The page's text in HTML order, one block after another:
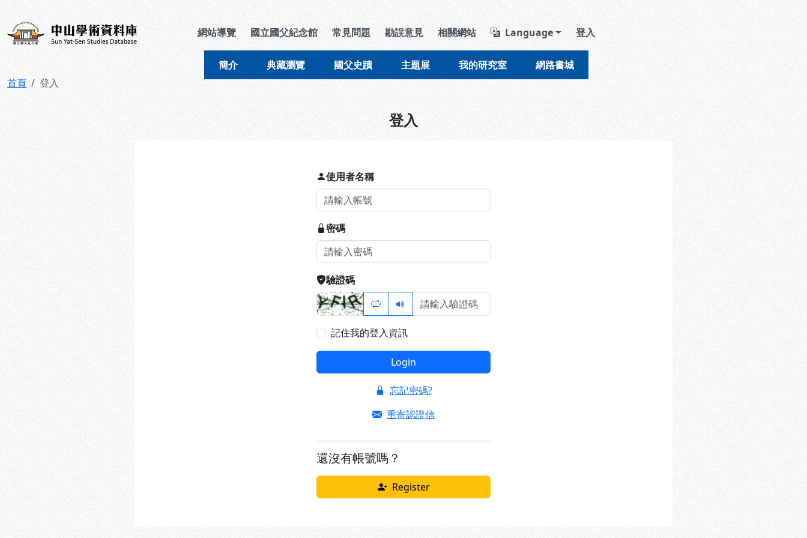
中山學術資料庫 導覽列區塊
網站導覽 國立國父紀念館 常見問題 勘誤意見 相關網站 Language 登入
簡介 典藏瀏覽 國父史蹟 主題展 我的研究室 網路書城
首頁 登入
登入
使用者名稱
密碼
驗證碼
記住我的登入資訊
Login
忘記密碼?
重寄認證信
還沒有帳號嗎？
Register